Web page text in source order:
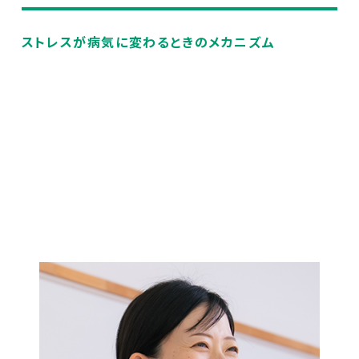
ストレスが病気に変わるときのメカニズム